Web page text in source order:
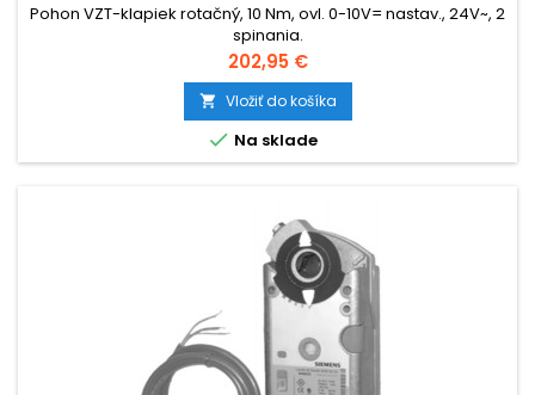
Pohon VZT-klapiek rotačný, 10 Nm, ovl. 0-10V= nastav., 24V~, 2
spinania.
Cena
202,95 €
 Vložiť do košíka
 Na sklade